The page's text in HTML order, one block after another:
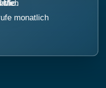
monatlich